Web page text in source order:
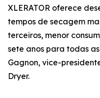
XLERATOR oferece
tempos de secagem
terceiros, menor
sete anos para todas
Gagnon, vice-
Dryer.